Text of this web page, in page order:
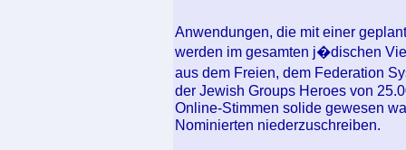
Anwendungen, die mit einer
werden im gesamten j�dischen
aus dem Freien, dem Federation
der Jewish Groups Heroes von
Online-Stimmen solide gewesen
Nominierten niederzuschreiben.